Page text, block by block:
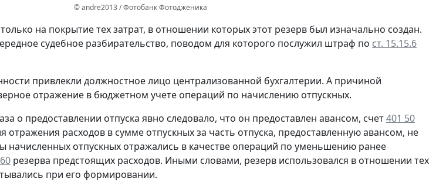
© andre2013 / Фотобанк Фотодженика
на покрытие тех затрат, в отношении которых этот резерв был изначально создан.
судебное разбирательство, поводом для которого послужил штраф по ст. 15.15.6
привлекли должностное лицо централизованной бухгалтерии. А причиной
отражение в бюджетном учете операций по начислению отпускных.
о предоставлении отпуска явно следовало, что он предоставлен авансом, счет401 50
расходов в сумме отпускных за часть отпуска, предоставленную авансом, не
начисленных отпускных отражались в качестве операций по уменьшению ранее
резерва предстоящих расходов. Иными словами, резерв использовался в отношении тех
при его формировании.